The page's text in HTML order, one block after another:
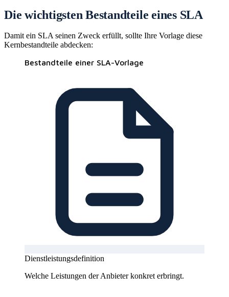
Die wichtigsten Bestandteile eines SLA
Damit ein SLA seinen Zweck erfüllt, sollte Ihre Vorlage diese
Kernbestandteile abdecken:
Bestandteile einer SLA-Vorlage
Dienstleistungsdefinition
Welche Leistungen der Anbieter konkret erbringt.